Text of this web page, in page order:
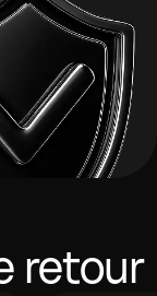
retour